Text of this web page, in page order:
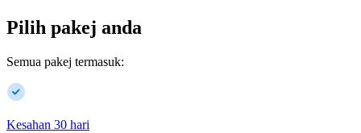
Pilih pakej anda
Semua pakej termasuk:
Kesahan 30 hari